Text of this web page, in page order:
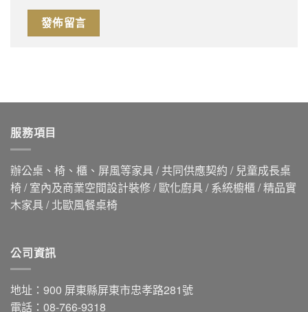
服務項目
辦公桌、椅、櫃、屏風等家具 / 共同供應契約 / 兒童成長桌
椅 / 室內及商業空間設計裝修 / 歐化廚具 / 系統櫥櫃 / 精品實
木家具 / 北歐風餐桌椅
公司資訊
地址：900 屏東縣屏東市忠孝路281號
電話：08-766-9318